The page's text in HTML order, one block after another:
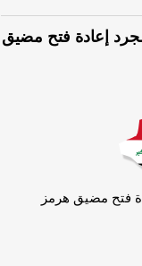
إعادة فتح مضيق
فتح مضيق هرمز